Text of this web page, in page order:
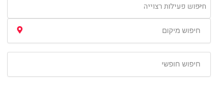
חיפוש פעילות רצוייה